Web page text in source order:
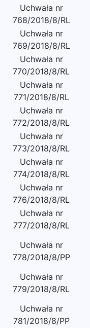
Uchwała nr
768/2018/8/RL
Uchwała nr
769/2018/8/RL
Uchwała nr
770/2018/8/RL
Uchwała nr
771/2018/8/RL
Uchwała nr
772/2018/8/RL
Uchwała nr
773/2018/8/RL
Uchwała nr
774/2018/8/RL
Uchwała nr
776/2018/8/RL
Uchwała nr
777/2018/8/RL
Uchwała nr
778/2018/8/PP
Uchwała nr
779/2018/8/RL
Uchwała nr
781/2018/8/PP